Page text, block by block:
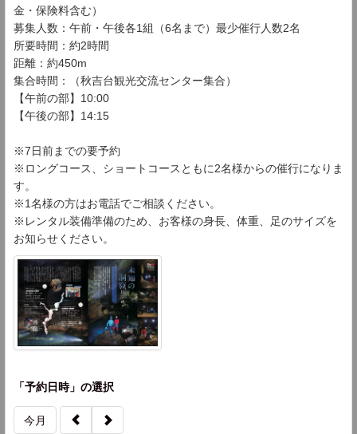
金・保険料含む）
募集人数：午前・午後各1組（6名まで）最少催行人数2名
所要時間：約2時間
距離：約450m
集合時間：（秋吉台観光交流センター集合）
【午前の部】10:00
【午後の部】14:15
※7日前までの要予約
※ロングコース、ショートコースともに2名様からの催行になりま
す。
※1名様の方はお電話でご相談ください。
※レンタル装備準備のため、お客様の身長、体重、足のサイズを
お知らせください。
「予約日時」の選択
今月